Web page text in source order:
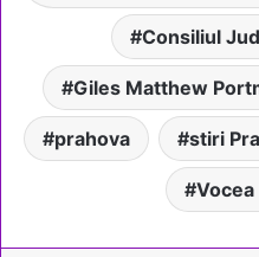
Consiliul
Giles Matthew
prahova stiri
Vocea